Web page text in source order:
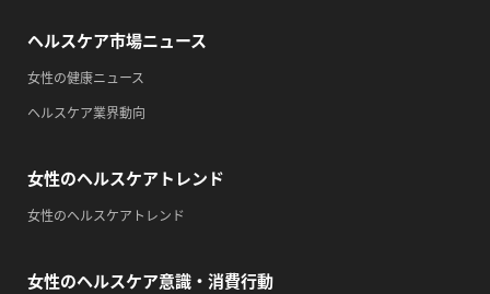
2026/09/13(日)
・がん征圧月間
・世界アルツハイマー月間
・歯ヂカラ探究月間
・職場の健康診断実施強化月間
・一汁三菜の日
ヘルスケア市場ニュース
女性の健康ニュース
ヘルスケア業界動向
女性のヘルスケアトレンド
女性のヘルスケアトレンド
女性のヘルスケア意識・消費行動